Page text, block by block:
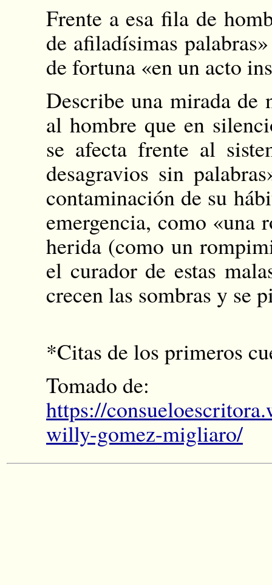
Frente a esa fila de
de afiladísimas
de fortuna «en un acto
Describe una mirada de
al hombre que en
se afecta frente al
desagravios sin
contaminación de su
emergencia, como «una
herida (como un
el curador de estas
crecen las sombras y se
*Citas de los primeros
Tomado de:
https://
willy-gomez-migliaro/